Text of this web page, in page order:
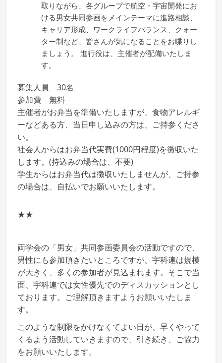
取りながら、各グループで航空・宇宙開発にお
ける男女共同参画をメインテーマに進路相談、
キャリア形成、ワークライフバランス、クォー
ター制など、皆さんが気になることをお喋りし
ましょう。 進行役は、主催者が配備いたしま
す。
募集人員 30名
参加費 無料
主催者がお弁当を準備いたしますが、食物アレルギ
ーなどある方、当日申し込みの方は、ご持参くださ
い。
社会人からはお弁当代実費(1000円程度)を徴収いた
します。(持込みの場合は、不要)
学生からはお弁当代は徴収いたしませんが、ご持参
の場合は、自払いでお願いいたします。
★★
両学会の「男女」共同参画委員会の活動ですので、
男性にも参加頂きたいところですが、宇科連は規模
が大きく、多くの参加者が見込まれます。そこで当
面、宇科連では女性優先でのディスカッションとし
ております。ご理解頂きますようお願いいたしま
す。
このような制限をかけなくてよい日が、早くやって
くるよう活動していきますので、引き続き、ご協力
をお願いいたします。